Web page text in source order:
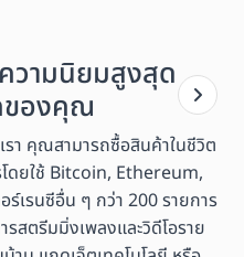
วามนิยมสูงสุด
ของคุณ
า คุณสามารถซื้อสินค้าในชีวิต
โดยใช้ Bitcoin, Ethereum,
เรนซีอื่น ๆ กว่า 200 รายการ
สตรีมมิ่งเพลงและวิดีโอราย